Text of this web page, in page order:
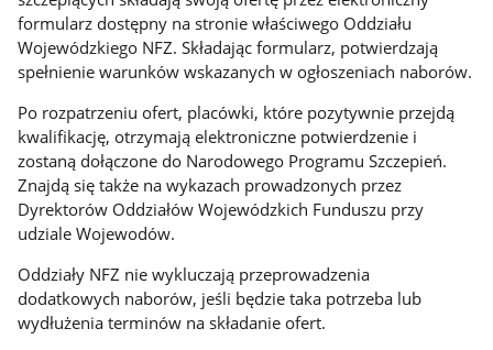
formularz dostępny na stronie właściwego Oddziału
Wojewódzkiego NFZ. Składając formularz, potwierdzają
spełnienie warunków wskazanych w ogłoszeniach naborów.
Po rozpatrzeniu ofert, placówki, które pozytywnie przejdą
kwalifikację, otrzymają elektroniczne potwierdzenie i
zostaną dołączone do Narodowego Programu Szczepień.
Znajdą się także na wykazach prowadzonych przez
Dyrektorów Oddziałów Wojewódzkich Funduszu przy
udziale Wojewodów.
Oddziały NFZ nie wykluczają przeprowadzenia
dodatkowych naborów, jeśli będzie taka potrzeba lub
wydłużenia terminów na składanie ofert.